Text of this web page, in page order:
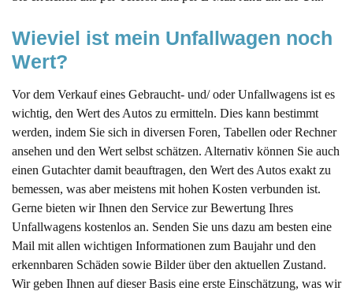
Wieviel ist mein Unfallwagen noch
Wert?
Vor dem Verkauf eines Gebraucht- und/ oder Unfallwagens ist es
wichtig, den Wert des Autos zu ermitteln. Dies kann bestimmt
werden, indem Sie sich in diversen Foren, Tabellen oder Rechner
ansehen und den Wert selbst schätzen. Alternativ können Sie auch
einen Gutachter damit beauftragen, den Wert des Autos exakt zu
bemessen, was aber meistens mit hohen Kosten verbunden ist.
Gerne bieten wir Ihnen den Service zur Bewertung Ihres
Unfallwagens kostenlos an. Senden Sie uns dazu am besten eine
Mail mit allen wichtigen Informationen zum Baujahr und den
erkennbaren Schäden sowie Bilder über den aktuellen Zustand.
Wir geben Ihnen auf dieser Basis eine erste Einschätzung, was wir